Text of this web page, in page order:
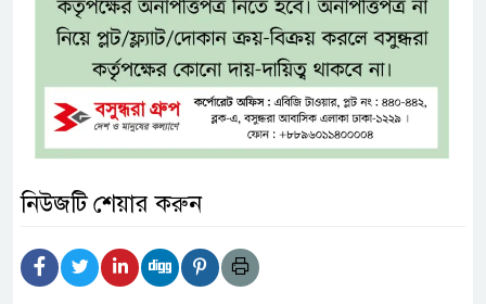
নিউজটি শেয়ার করুন